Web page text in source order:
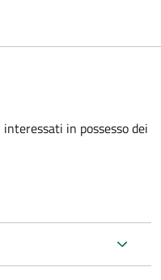
in possesso dei